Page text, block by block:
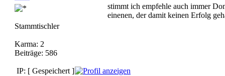
Stammtischler
Karma: 2
Beiträge: 586
stimmt ich empfehle auch immer
einenen, der damit keinen Erfolg
IP: [ Gespeichert ]